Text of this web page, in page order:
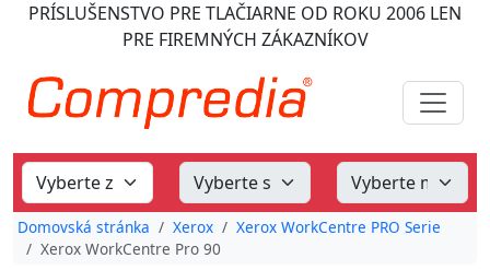
PRÍSLUŠENSTVO PRE TLAČIARNE OD ROKU 2006 LEN
PRE FIREMNÝCH ZÁKAZNÍKOV
Domovská stránka Xerox
Xerox WorkCentre PRO Serie
Xerox WorkCentre Pro 90